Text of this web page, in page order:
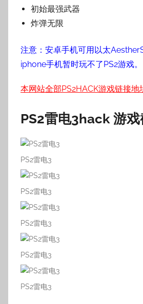
初始最强武器
炸弹无限
注意：安卓手机可用以太
iphone手机暂时玩不了PS2游戏。
本网站全部PS2HACK游戏链接地
PS2雷电3hack 游戏
PS2雷电3
PS2雷电3
PS2雷电3
PS2雷电3
PS2雷电3